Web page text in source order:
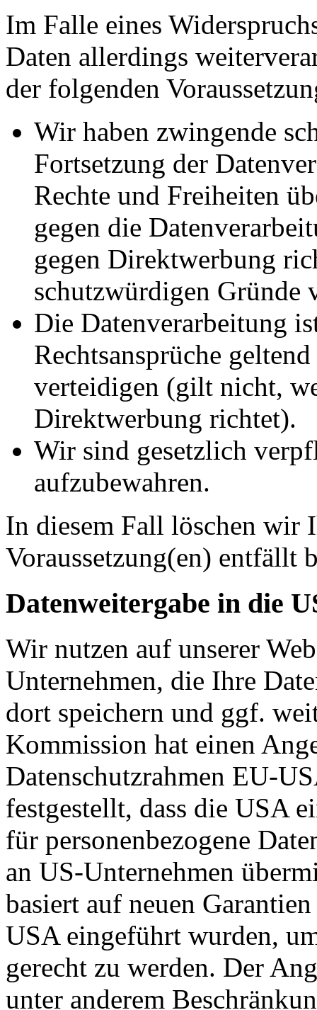
Im Falle eines
Daten allerdings
der folgenden
Wir haben zwingende
Fortsetzung der
Rechte und Freiheiten
gegen die
gegen Direktwerbung
schutzwürdigen Gründe
Die Datenverarbeitung
Rechtsansprüche
verteidigen (gilt nicht,
Direktwerbung richtet).
Wir sind gesetzlich
aufzubewahren.
In diesem Fall löschen wir
Voraussetzung(en) entfällt
Datenweitergabe in die
Wir nutzen auf unserer
Unternehmen, die Ihre
dort speichern und ggf.
Kommission hat einen
Datenschutzrahmen EU-
festgestellt, dass die USA
für personenbezogene
an US-Unternehmen
basiert auf neuen
USA eingeführt wurden,
gerecht zu werden. Der
unter anderem